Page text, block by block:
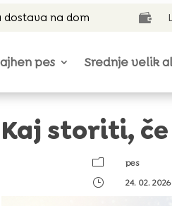
dostava na dom 
pes Srednje velik
Kaj storiti,
m
pes
}
24. 02. 2026